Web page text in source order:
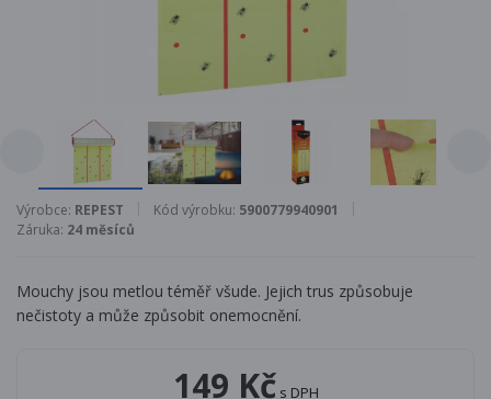
Výrobce: REPEST Kód výrobku: 5900779940901
Záruka: 24 měsíců
Mouchy jsou metlou téměř všude. Jejich trus způsobuje
nečistoty a může způsobit onemocnění.
149 Kč s DPH